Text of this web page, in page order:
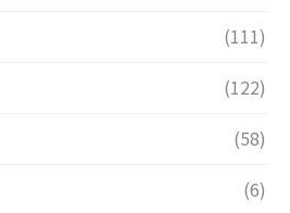
(111)
(122)
(58)
(6)